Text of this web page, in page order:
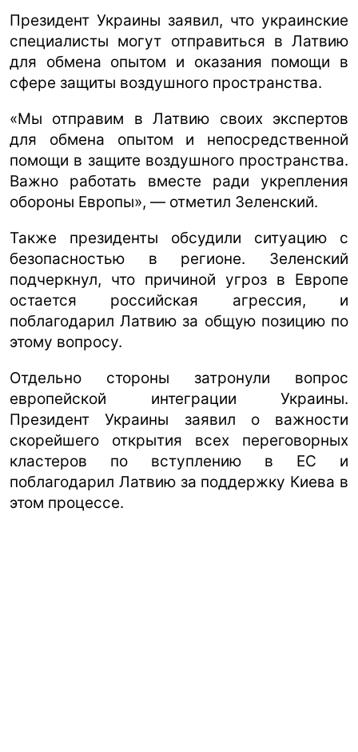
Президент Украины заявил, что украинские
специалисты могут отправиться в Латвию
для обмена опытом и оказания помощи в
сфере защиты воздушного пространства.
«Мы отправим в Латвию своих экспертов
для обмена опытом и непосредственной
помощи в защите воздушного пространства.
Важно работать вместе ради укрепления
обороны Европы», — отметил Зеленский.
Также президенты обсудили ситуацию с
безопасностью в регионе. Зеленский
подчеркнул, что причиной угроз в Европе
остается российская агрессия, и
поблагодарил Латвию за общую позицию по
этому вопросу.
Отдельно стороны затронули вопрос
европейской интеграции Украины.
Президент Украины заявил о важности
скорейшего открытия всех переговорных
кластеров по вступлению в ЕС и
поблагодарил Латвию за поддержку Киева в
этом процессе.